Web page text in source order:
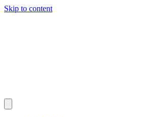
Skip to content